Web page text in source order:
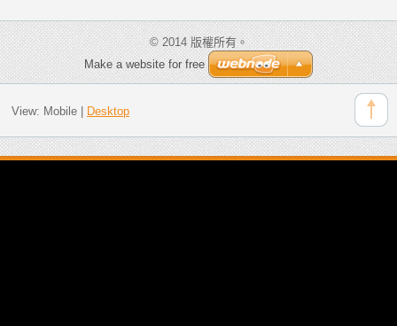
© 2014 版權所有。
Make a website for free
View: Mobile| Desktop